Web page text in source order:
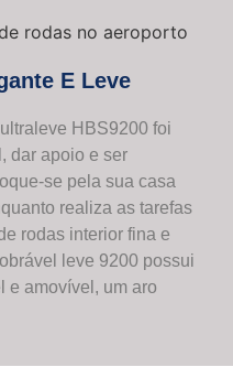
E Leve
HBS9200 foi
dar apoio e ser
se pela sua casa
realiza as tarefas
rodas interior fina e
leve 9200 possui
e amovível, um aro